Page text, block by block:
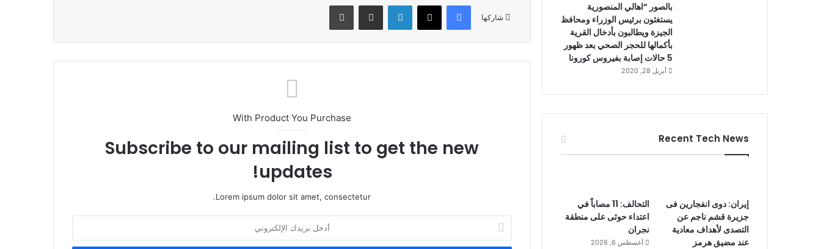
شاركها
فيسبوك لينكدإن
With Product You Purchase
Subscribe to our mailing list to get the new
updates!
Lorem ipsum dolor sit amet, consectetur.
بالصور “اهالي المنصورية
يستغثون برئيس الوزراء ومحافظ
الجيزة ويطالبون بأدخال القرية
بأكمالها للحجر الصحي بعد ظهور
5 حالات إصابة بفيروس كورونا
أبريل 28, 2020
Recent Tech News
إيران: دوى انفجارين فى
جزيرة قشم ناجم عن
التصدى لأهداف معادية
عند مضيق هرمز
التحالف: 11 مصاباً في
اعتداء حوثى على منطقة
نجران
أغسطس 6, 2026